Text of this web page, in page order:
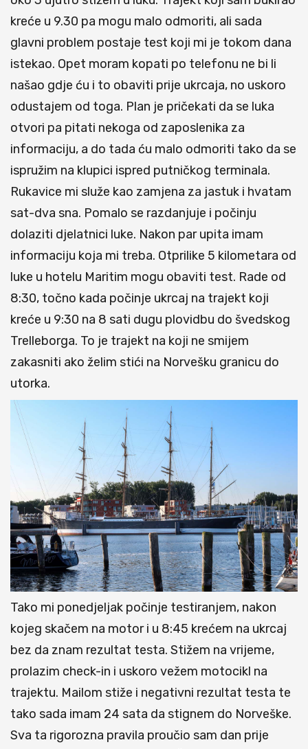
kreće u 9.30 pa mogu malo odmoriti, ali sada
glavni problem postaje test koji mi je tokom dana
istekao. Opet moram kopati po telefonu ne bi li
našao gdje ću i to obaviti prije ukrcaja, no uskoro
odustajem od toga. Plan je pričekati da se luka
otvori pa pitati nekoga od zaposlenika za
informaciju, a do tada ću malo odmoriti tako da se
ispružim na klupici ispred putničkog terminala.
Rukavice mi služe kao zamjena za jastuk i hvatam
sat-dva sna. Pomalo se razdanjuje i počinju
dolaziti djelatnici luke. Nakon par upita imam
informaciju koja mi treba. Otprilike 5 kilometara od
luke u hotelu Maritim mogu obaviti test. Rade od
8:30, točno kada počinje ukrcaj na trajekt koji
kreće u 9:30 na 8 sati dugu plovidbu do švedskog
Trelleborga. To je trajekt na koji ne smijem
zakasniti ako želim stići na Norvešku granicu do
utorka.
Tako mi ponedjeljak počinje testiranjem, nakon
kojeg skačem na motor i u 8:45 krećem na ukrcaj
bez da znam rezultat testa. Stižem na vrijeme,
prolazim check-in i uskoro vežem motocikl na
trajektu. Mailom stiže i negativni rezultat testa te
tako sada imam 24 sata da stignem do Norveške.
Sva ta rigorozna pravila proučio sam dan prije